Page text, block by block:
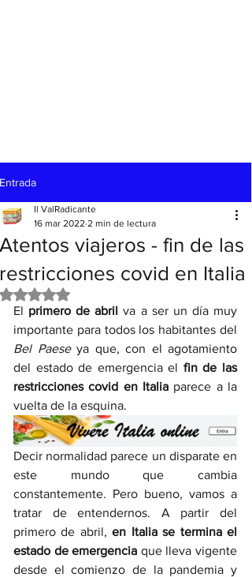
Entrada
Atentos viajeros - fin de las
restricciones covid en Italia
Il ValRadicante
16 mar 2022 2 min de lectura
Obtuvo NaN de 5 estrellas.
El primero de abril va a ser un día muy
Bel Paese ya que, con el agotamiento
del estado de emergencia el fin de las
restricciones covid en Italia parece a la
vuelta de la esquina.
Decir normalidad parece un disparate en
este mundo que cambia
constantemente. Pero bueno, vamos a
tratar de entendernos. A partir del
primero de abril, en Italia se termina el
estado de emergencia que lleva vigente
desde el comienzo de la pandemia y